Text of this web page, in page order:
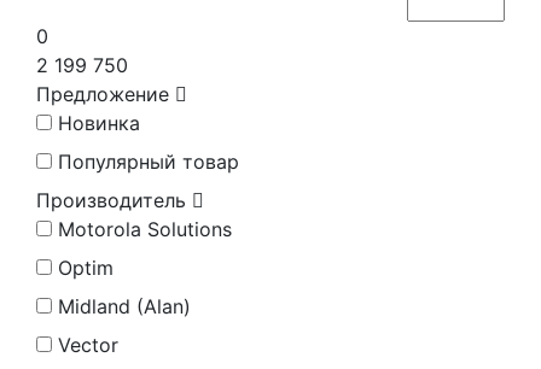
0
2 199 750
Предложение
Новинка
Популярный товар
Производитель
Motorola Solutions
Optim
Midland (Alan)
Vector